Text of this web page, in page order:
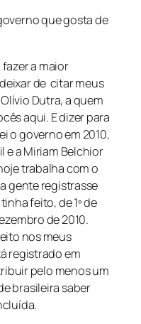
que gosta de
a maior
de citar meus
Dutra, a quem
aqui. E dizer para
o governo em 2010,
e a Miriam Belchior
trabalha com o
gente registrasse
feito, de 1º de
de 2010.
nos meus
registrado em
pelo menos um
brasileira saber